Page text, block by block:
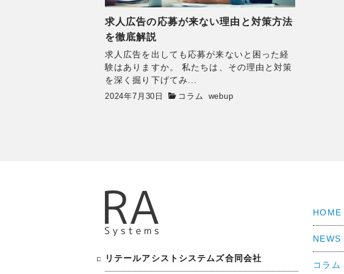
求人広告の応募が来ない理由と対策方法
を徹底解説
求人広告を出しても応募が来ないと困った経
験はありますか。 私たちは、その理由と対策
を深く掘り下げてみ...
2024年7月30日
コラム webup
リテールアシストシステムズ合同会社
HOME
NEWS
コラム